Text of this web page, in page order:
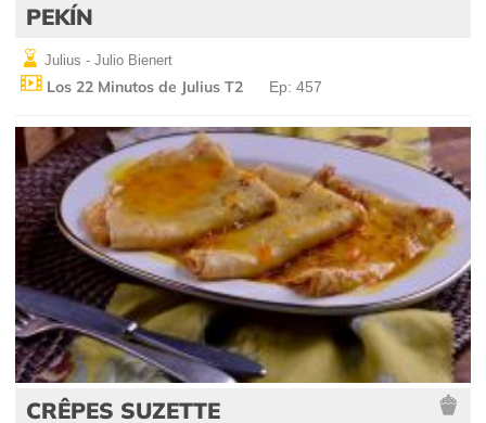
PEKÍN
Julius - Julio Bienert
Los 22 Minutos de Julius T2 Ep: 457
CRÊPES SUZETTE